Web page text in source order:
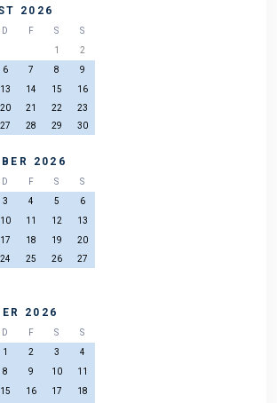
2026
D F S
S
1
2
6 7 8
9
13 14 15
16
20 21 22
23
27 28 29
30
2026
D F S
S
3 4 5
6
10 11 12
13
17 18 19
20
24 25 26
27
2026
D F S
S
1
2 3
4
8 9 10
11
15 16 17
18